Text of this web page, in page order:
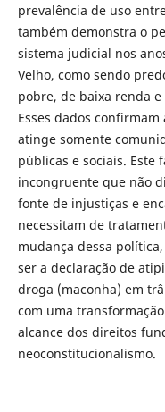
prevalência de uso
também demonstra o
sistema judicial nos
Velho, como sendo
pobre, de baixa renda
Esses dados
atinge somente
públicas e sociais. Este
incongruente que não
fonte de injustiças e
necessitam de
mudança dessa
ser a declaração de
droga (maconha) em
com uma
alcance dos direitos
neoconstitucionalismo.